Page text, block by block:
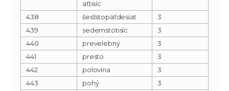
äťtisíc
438
šesťstopäťdesiat
3
439
sedemstotisíc
3
440
prevelebný
3
441
presto
3
442
polovina
3
443
pohý
3